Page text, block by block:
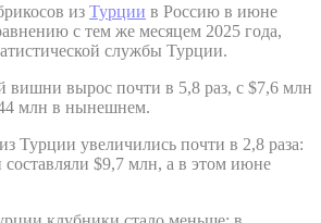
из Турции в Россию в июне
с тем же месяцем 2025 года,
службы Турции.
вишни вырос почти в 5,8 раз, с $7,6 млн
млн в нынешнем.
Турции увеличились почти в 2,8 раза:
$9,7 млн, а в этом июне